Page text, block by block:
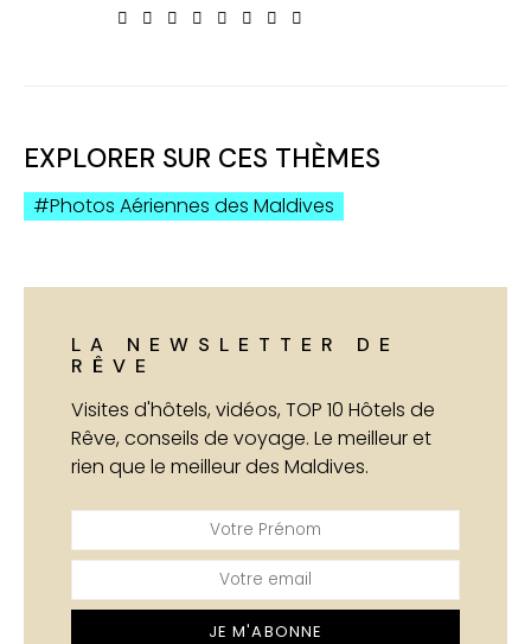
EXPLORER SUR CES THÈMES
Photos Aériennes des Maldives
LA NEWSLETTER DE
RÊVE
Visites d'hôtels, vidéos, TOP 10 Hôtels de
Rêve, conseils de voyage. Le meilleur et
rien que le meilleur des Maldives.
JE M'ABONNE